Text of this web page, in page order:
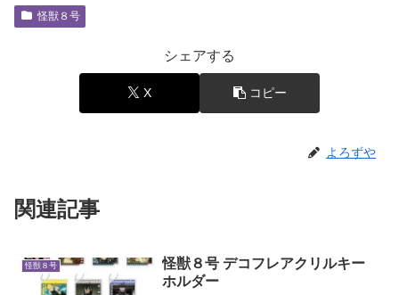
怪獣８号
シェアする
X コピー
よろずや
関連記事
怪獣８号
怪獣８号 デコフレアクリルキー
ホルダー